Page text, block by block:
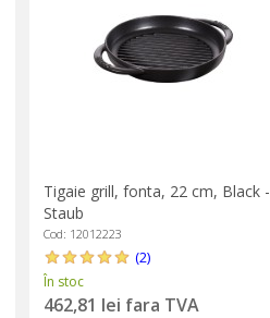
Tigaie grill, fonta, 22 cm, Black -
Staub
Cod: 12012223
(2)
În stoc
462,81 lei fara TVA